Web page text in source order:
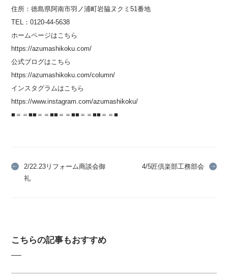
住所：徳島県阿南市羽ノ浦町岩脇ヌクミ51番地
TEL：0120-44-5638
ホームページはこちら
https://azumashikoku.com/
公式ブログはこちら
https://azumashikoku.com/column/
インスタグラムはこちら
https://www.instagram.com/azumashikoku/
■＝＝■■＝＝■■＝＝■■＝＝■■＝＝■
2/22.23リフォーム商談会御
礼
4/5匠倶楽部工務部会
こちらの記事もおすすめ